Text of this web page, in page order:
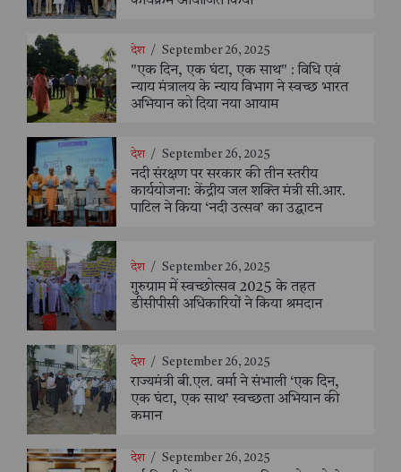
देश / September 26, 2025
"एक दिन, एक घंटा, एक साथ" : विधि एवं
न्याय मंत्रालय के न्याय विभाग ने स्वच्छ भारत
अभियान को दिया नया आयाम
देश / September 26, 2025
नदी संरक्षण पर सरकार की तीन स्तरीय
कार्ययोजना: केंद्रीय जल शक्ति मंत्री सी.आर.
पाटिल ने किया ‘नदी उत्सव’ का उद्घाटन
देश / September 26, 2025
गुरुग्राम में स्वच्छोत्सव 2025 के तहत
डीसीपीसी अधिकारियों ने किया श्रमदान
देश / September 26, 2025
राज्यमंत्री बी.एल. वर्मा ने संभाली ‘एक दिन,
एक घंटा, एक साथ’ स्वच्छता अभियान की
कमान
देश / September 26, 2025